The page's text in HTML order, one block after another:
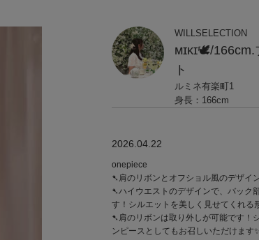
2026.04.22
WILLSELECTION
ルミネ有楽町1
ᴍɪᴋɪ🕊/166cm.
ト
身長：166cm
onepiece
➷肩のリボンとオフショル風のデザイ
➷ハイウエストのデザインで、バック
す！シルエットを美しく見せてくれる
➷肩のリボンは取り外しが可能です！
ンピースとしてもお召しいただけます